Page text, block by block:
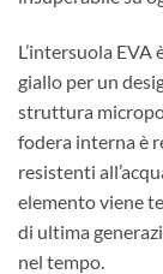
L’intersuola
giallo per un
struttura
fodera interna è
resistenti
elemento viene
di ultima
nel tempo.